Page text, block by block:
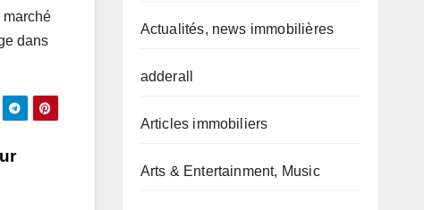
marché
dans
Actualités, news immobilières
adderall
Articles immobiliers
Arts & Entertainment, Music